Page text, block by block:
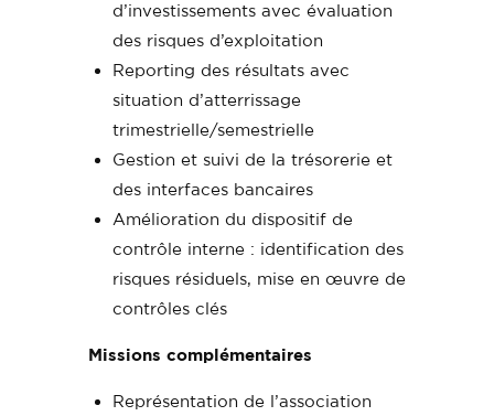
d’investissements avec évaluation
des risques d’exploitation
Reporting des résultats avec
situation d’atterrissage
trimestrielle/semestrielle
Gestion et suivi de la trésorerie et
des interfaces bancaires
Amélioration du dispositif de
contrôle interne : identification des
risques résiduels, mise en œuvre de
contrôles clés
Missions complémentaires
Représentation de l’association